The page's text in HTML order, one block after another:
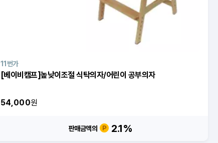
11번가
[베이비캠프]높낮이조절 식탁의자/어린이 공부의자
54,000원
판매금액의 2.1%